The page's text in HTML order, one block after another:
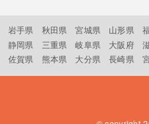
岩手県 秋田県 宮城県 山形県
静岡県 三重県 岐阜県 大阪府
佐賀県 熊本県 大分県 長崎県